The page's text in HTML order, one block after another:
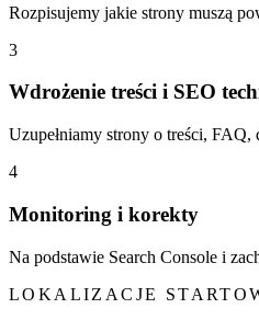
Rozpisujemy jakie strony muszą
3
Wdrożenie treści i SEO
Uzupełniamy strony o treści,
4
Monitoring i korekty
Na podstawie Search Console i
LOKALIZACJE